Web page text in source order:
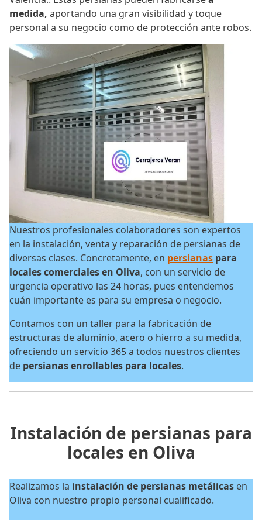
medida, aportando una gran visibilidad y toque
personal a su negocio como de protección ante robos.
Nuestros profesionales colaboradores son expertos
en la instalación, venta y reparación de persianas de
diversas clases. Concretamente, en persianas para
locales comerciales en Oliva, con un servicio de
urgencia operativo las 24 horas, pues entendemos
cuán importante es para su empresa o negocio.
Contamos con un taller para la fabricación de
estructuras de aluminio, acero o hierro a su medida,
ofreciendo un servicio 365 a todos nuestros clientes
de persianas enrollables para locales.
Instalación de persianas para
locales en Oliva
Realizamos la instalación de persianas metálicas en
Oliva con nuestro propio personal cualificado.